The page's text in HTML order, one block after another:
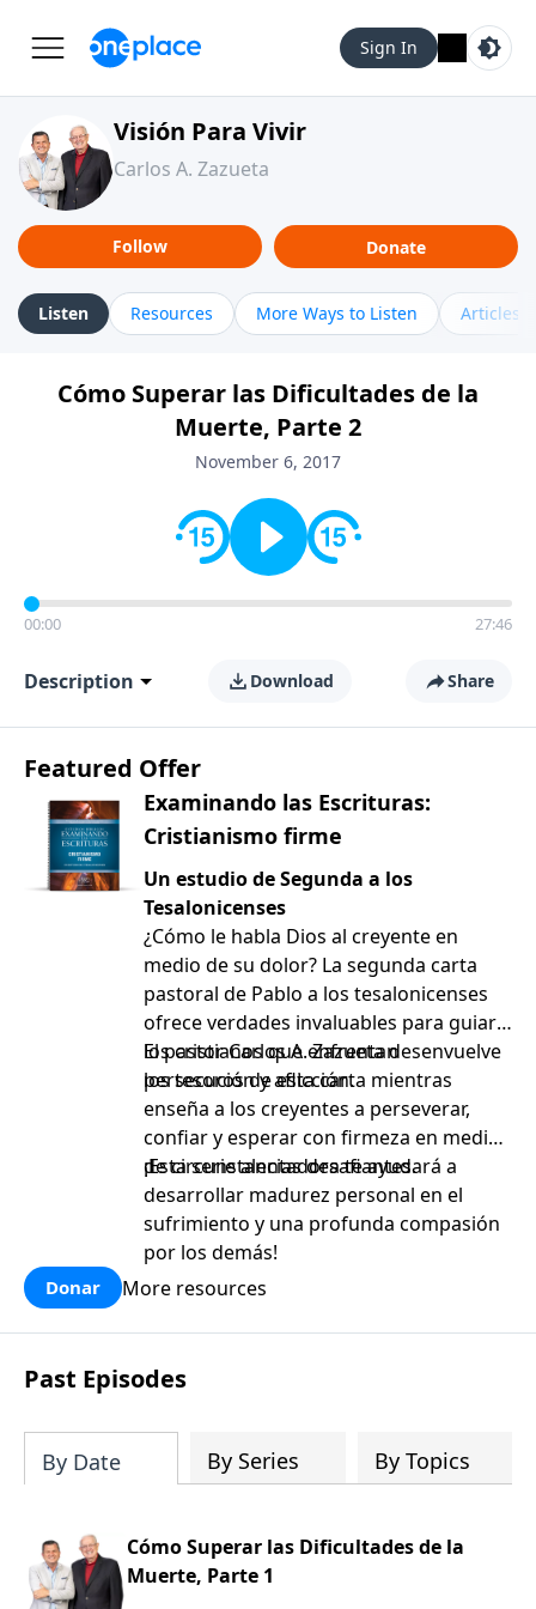
Sign In
Visión Para Vivir
Carlos A. Zazueta
Follow Donate
Listen Resources More Ways to Listen Articles
Cómo Superar las Dificultades de la
Muerte, Parte 2
November 6, 2017
00:00 27:46
Description Download Share
Featured Offer
Examinando las Escrituras:
Cristianismo firme
Un estudio de Segunda a los
Tesalonicenses
¿Cómo le habla Dios al creyente en
medio de su dolor? La segunda carta
pastoral de Pablo a los tesalonicenses
ofrece verdades invaluables para guiar a
los cristianos que enfrentan
persecución y aflicción.
El pastor Carlos A. Zazueta desenvuelve
los tesoros de esta carta mientras
enseña a los creyentes a perseverar,
confiar y esperar con firmeza en medio
de circunstancias desafiantes.
¡Esta serie alentadora te ayudará a
desarrollar madurez personal en el
sufrimiento y una profunda compasión
por los demás!
Donar More resources
Past Episodes
By Date By Series By Topics
Cómo Superar las Dificultades de la
Muerte, Parte 1